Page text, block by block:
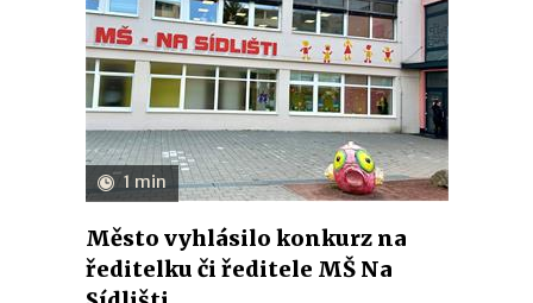
1 min
Město vyhlásilo konkurz na
ředitelku či ředitele MŠ Na